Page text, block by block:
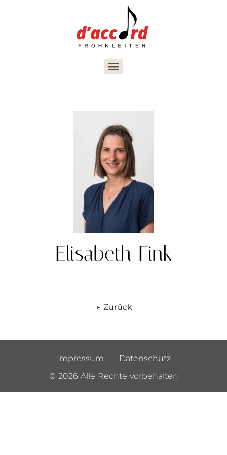
Elisabeth Fink
← Zurück
Impressum
Datenschutz
© 2026 Alle Rechte vorbehalten